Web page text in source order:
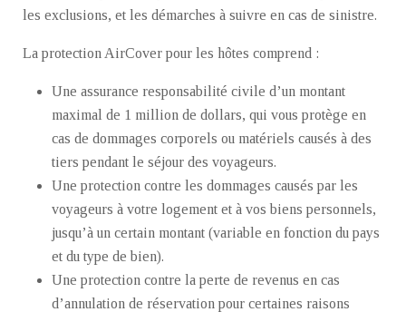
les exclusions, et les démarches à suivre en cas de sinistre.
La protection AirCover pour les hôtes comprend :
Une assurance responsabilité civile d’un montant
maximal de 1 million de dollars, qui vous protège en
cas de dommages corporels ou matériels causés à des
tiers pendant le séjour des voyageurs.
Une protection contre les dommages causés par les
voyageurs à votre logement et à vos biens personnels,
jusqu’à un certain montant (variable en fonction du pays
et du type de bien).
Une protection contre la perte de revenus en cas
d’annulation de réservation pour certaines raisons